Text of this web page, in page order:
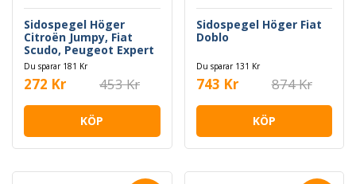
Sidospegel Höger
Citroën Jumpy, Fiat
Scudo, Peugeot Expert
Du sparar 181 Kr
272 Kr 453 Kr
KÖP
Sidospegel Höger Fiat
Doblo
Du sparar 131 Kr
743 Kr 874 Kr
KÖP